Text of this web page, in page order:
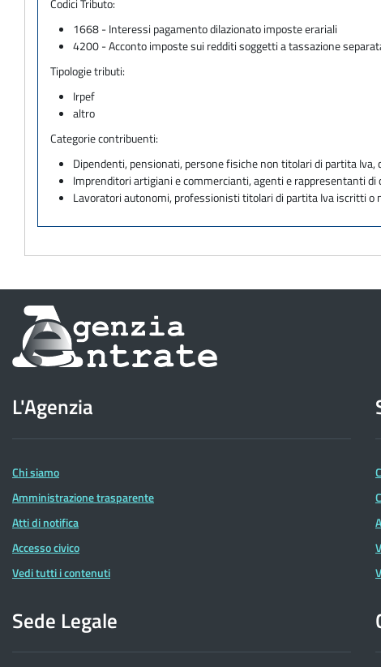
Codici Tributo:
1668 - Interessi pagamento dilazionato imposte erariali
4200 - Acconto imposte sui redditi soggetti a tassazione
Tipologie tributi:
Irpef
altro
Categorie contribuenti:
Dipendenti, pensionati, persone fisiche non titolari di partita
Imprenditori artigiani e commercianti, agenti e rappresentanti di
Lavoratori autonomi, professionisti titolari di partita Iva iscritti o
Informazioni
sul
dell'Agenzia
delle
Entrate
L'Agenzia
Chi siamo
Amministrazione trasparente
Atti di notifica
Accesso civico
Vedi tutti i contenuti
Sede Legale